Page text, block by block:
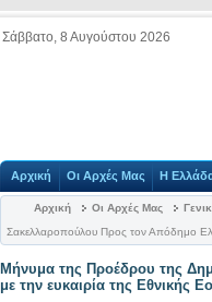
Σάββατο, 8 Αυγούστου 2026
Αρχική Οι Αρχές Μας Η
Αρχική Οι Αρχές Μας
Σακελλαροπούλου Προς τον Απόδημο
Μήνυμα της Προέδρου της
με την ευκαιρία της Εθνικής